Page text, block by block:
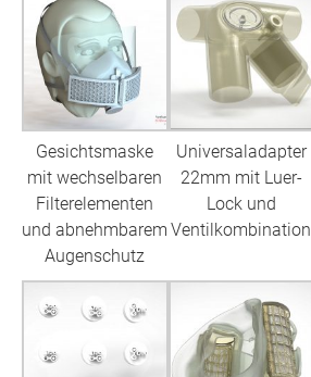
Gesichtsmaske
mit wechselbaren
Filterelementen
und abnehmbarem
Augenschutz
Universaladapter
22mm mit Luer-
Lock und
Ventilkombination